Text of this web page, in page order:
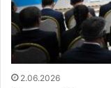
2.06.2026